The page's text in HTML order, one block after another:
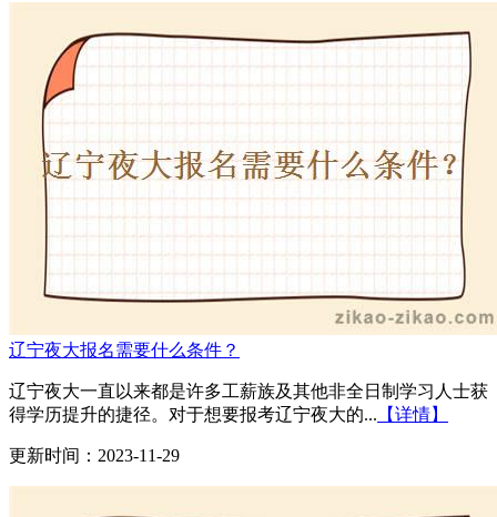
辽宁夜大报名需要什么条件？
辽宁夜大一直以来都是许多工薪族及其他非全日制学习人士获
得学历提升的捷径。对于想要报考辽宁夜大的... 【详情】
更新时间：2023-11-29